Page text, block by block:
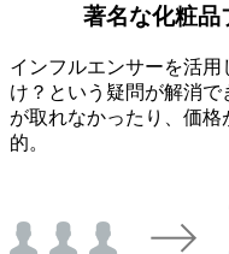
著名な化粧品
インフルエンサーを活用
け？という疑問が解消
が取れなかったり、価
的。